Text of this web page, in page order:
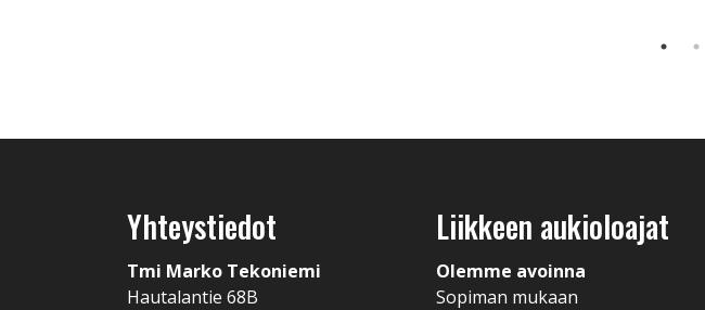
Yhteystiedot
Tmi Marko Tekoniemi
Hautalantie 68B
Liikkeen aukioloajat
Olemme avoinna
Sopiman mukaan